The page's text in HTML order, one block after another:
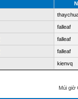
falleaf
falleaf
falleaf
kienvq
Múi giờ